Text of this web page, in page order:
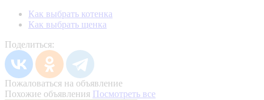
Как выбрать котенка
Как выбрать щенка
Поделиться:
Пожаловаться на объявление
Похожие объявления Посмотреть все